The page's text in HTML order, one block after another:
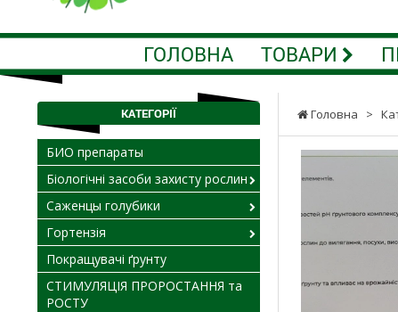
ГОЛОВНА ТОВАРИ
Головна >
КАТЕГОРІЇ
БИО препараты
Біологічні засоби захисту рослин
Саженцы голубики
Гортензія
Покращувачі ґрунту
СТИМУЛЯЦІЯ ПРОРОСТАННЯ та
РОСТУ